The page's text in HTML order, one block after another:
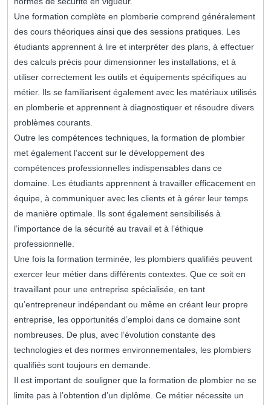
Une formation complète en plomberie comprend généralement
des cours théoriques ainsi que des sessions pratiques. Les
étudiants apprennent à lire et interpréter des plans, à effectuer
des calculs précis pour dimensionner les installations, et à
utiliser correctement les outils et équipements spécifiques au
métier. Ils se familiarisent également avec les matériaux utilisés
en plomberie et apprennent à diagnostiquer et résoudre divers
problèmes courants.
Outre les compétences techniques, la formation de plombier
met également l’accent sur le développement des
compétences professionnelles indispensables dans ce
domaine. Les étudiants apprennent à travailler efficacement en
équipe, à communiquer avec les clients et à gérer leur temps
de manière optimale. Ils sont également sensibilisés à
l’importance de la sécurité au travail et à l’éthique
professionnelle.
Une fois la formation terminée, les plombiers qualifiés peuvent
exercer leur métier dans différents contextes. Que ce soit en
travaillant pour une entreprise spécialisée, en tant
qu’entrepreneur indépendant ou même en créant leur propre
entreprise, les opportunités d’emploi dans ce domaine sont
nombreuses. De plus, avec l’évolution constante des
technologies et des normes environnementales, les plombiers
qualifiés sont toujours en demande.
Il est important de souligner que la formation de plombier ne se
limite pas à l’obtention d’un diplôme. Ce métier nécessite un